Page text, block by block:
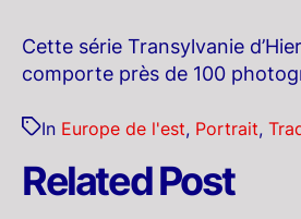
Cette série Transylvanie
comporte près de 100
In Europe de l'est, Portrait,
Related Post